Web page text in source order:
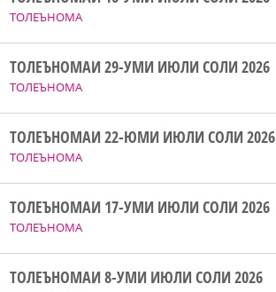
ТОЛЕЪНОМА
ТОЛЕЪНОМА
ТОЛЕЪНОМАИ 29-УМИ ИЮЛИ СОЛИ 2026
ТОЛЕЪНОМА
ТОЛЕЪНОМАИ 22-ЮМИ ИЮЛИ СОЛИ 2026
ТОЛЕЪНОМА
ТОЛЕЪНОМАИ 17-УМИ ИЮЛИ СОЛИ 2026
ТОЛЕЪНОМАИ 8-УМИ ИЮЛИ СОЛИ 2026